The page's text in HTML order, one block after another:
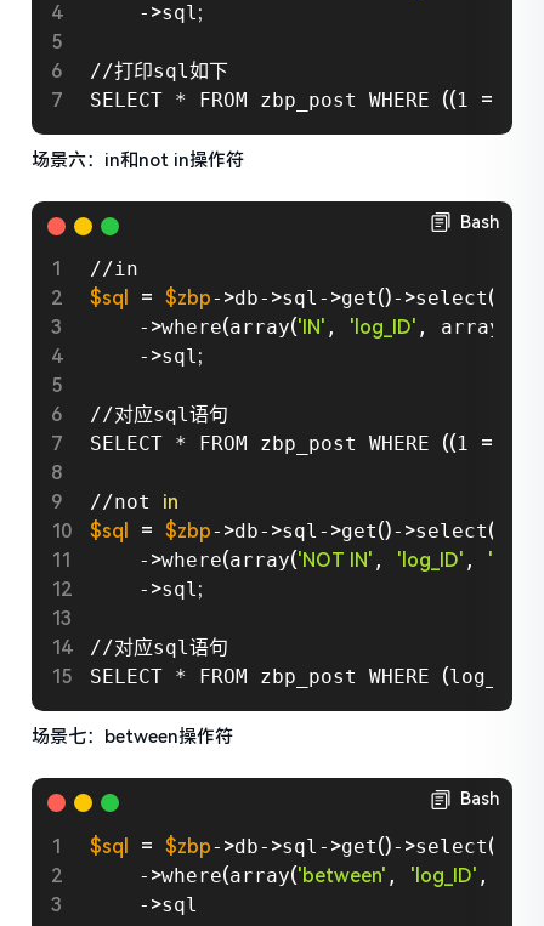
    -
>sql ;
//打印sql如下
SELECT * FROM zbp_post WHERE ((1 =
场景六：in和not in操作符
Bash
$sql
= $zbp- >db- >sql- >get()- >select(
    -
>where(array('IN' , 'log_ID' , array
    -
>sql;
//对应sql语句
SELECT * FROM zbp_post WHERE (( 1 =
//not in
$sql
= $zbp- >db- >sql- >get()- >select(
    -
>where(array('NOT IN' , 'log_ID' , '(1, 2,
    -
>sql;
//对应sql语句
SELECT * FROM zbp_post WHERE (log_ID
场景七：between操作符
Bash
$sql = $zbp- >db- >sql- >get()- >select(
    -
>where(array('between' , 'log_ID' ,
    -
>sql